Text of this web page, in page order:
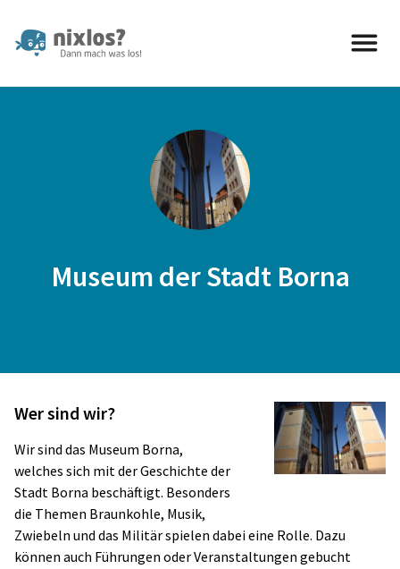
nixlos? Dann mach was
Museum der Stadt Borna
Wer sind wir?
Wir sind das Museum Borna,
welches sich mit der Geschichte der
Stadt Borna beschäftigt. Besonders
die Themen Braunkohle, Musik,
Zwiebeln und das Militär spielen dabei eine Rolle. Dazu
können auch Führungen oder Veranstaltungen gebucht